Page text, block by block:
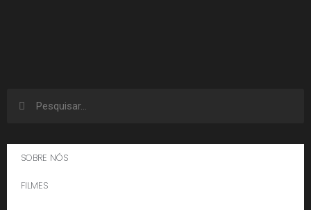
SOBRE NÓS
FILMES